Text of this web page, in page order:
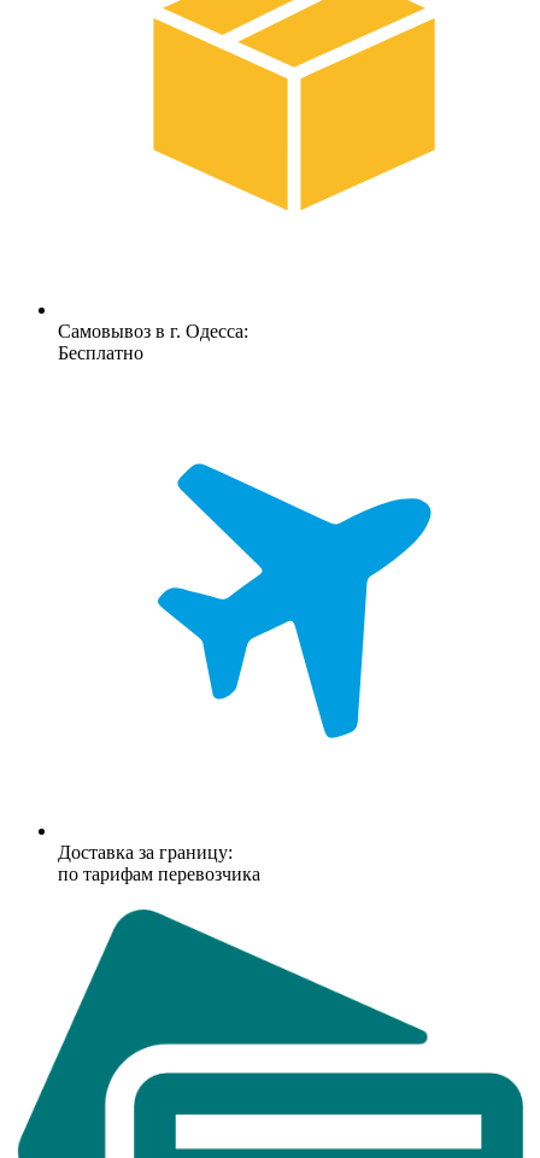
Самовывоз в г. Одесса:
Бесплатно
Доставка за границу:
по тарифам перевозчика